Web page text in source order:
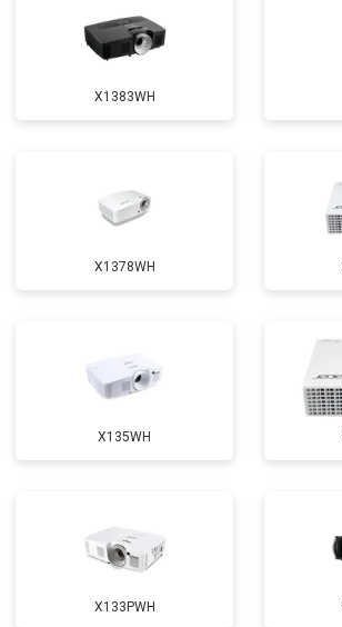
X1383WH
X1378WH
X135WH
X133PWH